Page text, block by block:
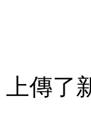
上傳了